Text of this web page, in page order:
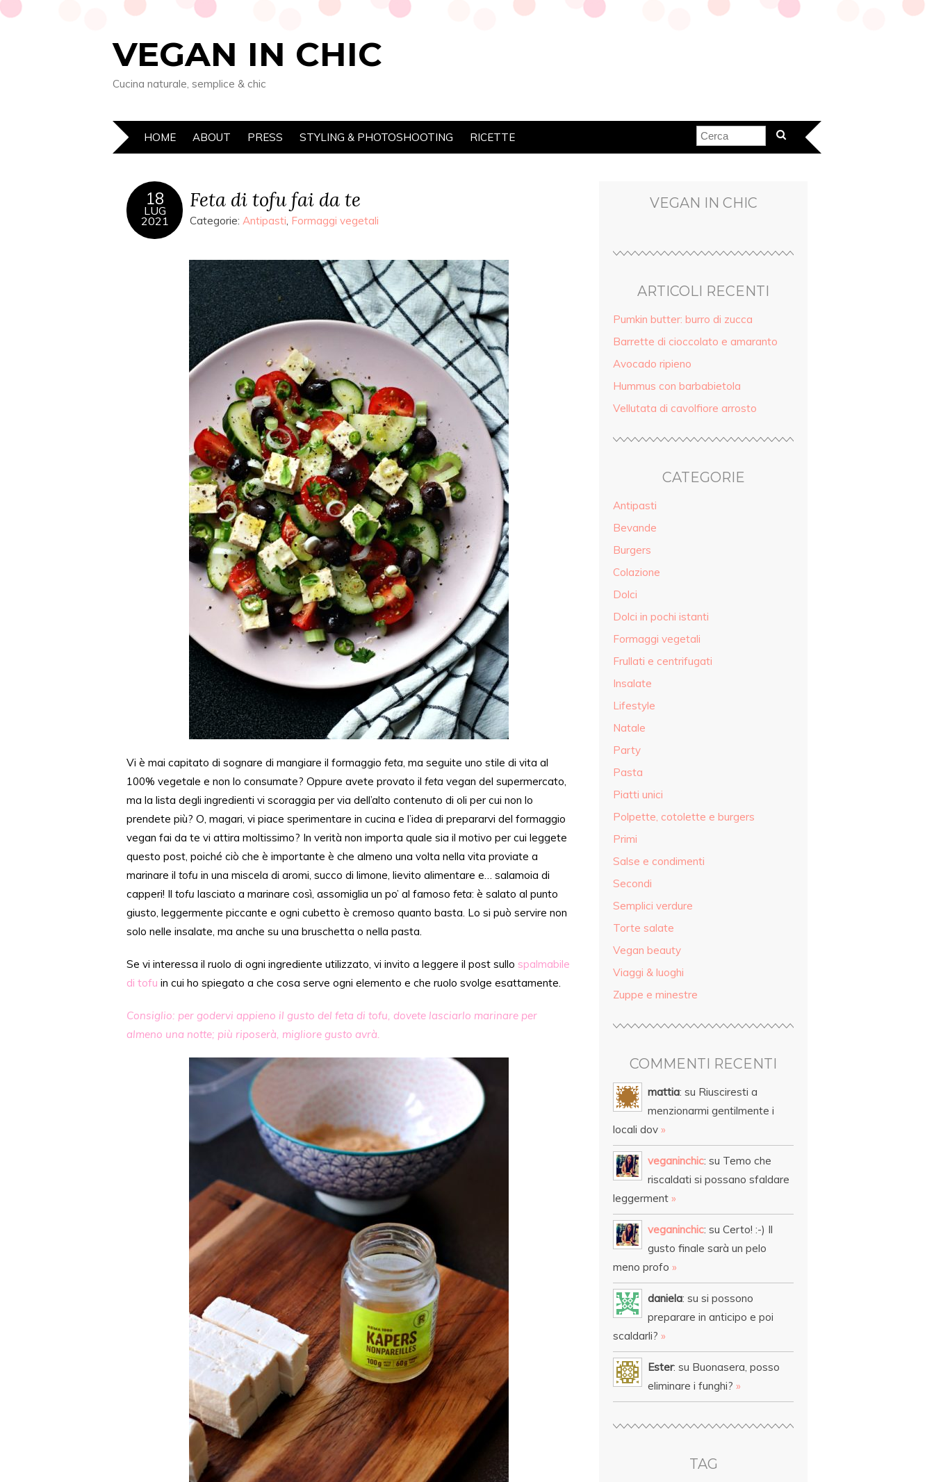
VEGAN IN CHIC
Cucina naturale, semplice & chic
HOME ABOUT PRESS STYLING & PHOTOSHOOTING RICETTE
18
LUG
2021
Feta di tofu fai da te
Categorie: Antipasti, Formaggi vegetali
Vi è mai capitato di sognare di mangiare il formaggio feta, ma seguite uno stile di vita al
100% vegetale e non lo consumate? Oppure avete provato il feta vegan del supermercato,
ma la lista degli ingredienti vi scoraggia per via dell’alto contenuto di oli per cui non lo
prendete più? O, magari, vi piace sperimentare in cucina e l’idea di prepararvi del formaggio
vegan fai da te vi attira moltissimo? In verità non importa quale sia il motivo per cui leggete
questo post, poiché ciò che è importante è che almeno una volta nella vita proviate a
marinare il tofu in una miscela di aromi, succo di limone, lievito alimentare e… salamoia di
capperi! Il tofu lasciato a marinare così, assomiglia un po’ al famoso feta: è salato al punto
giusto, leggermente piccante e ogni cubetto è cremoso quanto basta. Lo si può servire non
solo nelle insalate, ma anche su una bruschetta o nella pasta.
Se vi interessa il ruolo di ogni ingrediente utilizzato, vi invito a leggere il post sullo spalmabile
di tofu in cui ho spiegato a che cosa serve ogni elemento e che ruolo svolge esattamente.
Consiglio: per godervi appieno il gusto del feta di tofu, dovete lasciarlo marinare per
almeno una notte; più riposerà, migliore gusto avrà.
VEGAN IN CHIC
ARTICOLI RECENTI
Pumkin butter: burro di zucca
Barrette di cioccolato e amaranto
Avocado ripieno
Hummus con barbabietola
Vellutata di cavolfiore arrosto
CATEGORIE
Antipasti
Bevande
Burgers
Colazione
Dolci
Dolci in pochi istanti
Formaggi vegetali
Frullati e centrifugati
Insalate
Lifestyle
Natale
Party
Pasta
Piatti unici
Polpette, cotolette e burgers
Primi
Salse e condimenti
Secondi
Semplici verdure
Torte salate
Vegan beauty
Viaggi & luoghi
Zuppe e minestre
COMMENTI RECENTI
mattia: su Riusciresti a
menzionarmi gentilmente i
locali dov »
veganinchic: su Temo che
riscaldati si possano sfaldare
leggerment »
veganinchic: su Certo! :-) Il
gusto finale sarà un pelo
meno profo »
daniela: su si possono
preparare in anticipo e poi
scaldarli? »
Ester: su Buonasera, posso
eliminare i funghi? »
TAG